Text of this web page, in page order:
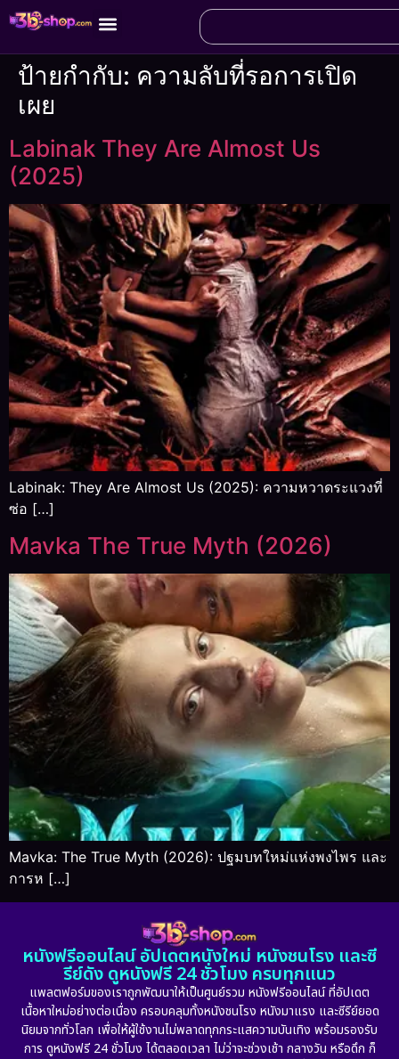
ป้ายกำกับ: ความลับที่รอการเปิด
เผย
Labinak They Are Almost Us
(2025)
Labinak: They Are Almost Us (2025): ความหวาดระแวงที่
ซ่อ […]
Mavka The True Myth (2026)
Mavka: The True Myth (2026): ปฐมบทใหม่แห่งพงไพร และ
การห […]
หนังฟรีออนไลน์ อัปเดตหนังใหม่ หนังชนโรง และซี
รีย์ดัง ดูหนังฟรี 24 ชั่วโมง ครบทุกแนว
แพลตฟอร์มของเราถูกพัฒนาให้เป็นศูนย์รวม หนังฟรีออนไลน์ ที่อัปเดต
เนื้อหาใหม่อย่างต่อเนื่อง ครอบคลุมทั้งหนังชนโรง หนังมาแรง และซีรีย์ยอด
นิยมจากทั่วโลก เพื่อให้ผู้ใช้งานไม่พลาดทุกกระแสความบันเทิง พร้อมรองรับ
การ ดูหนังฟรี 24 ชั่วโมง ได้ตลอดเวลา ไม่ว่าจะช่วงเช้า กลางวัน หรือดึก ก็